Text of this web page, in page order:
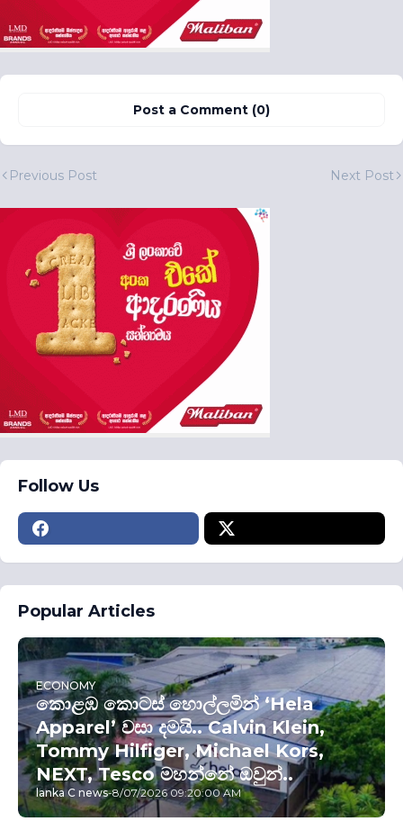
Post a Comment (0)
Previous Post Next Post
Follow Us
Popular Articles
ECONOMY
කොළඹ කොටස් හොල්ලමින් ‘Hela
Apparel’ වසා දමයි.. Calvin Klein,
Tommy Hilfiger, Michael Kors,
NEXT, Tesco මහන්නේ ඔවුන්..
lanka C news-8/07/2026 09:20:00 AM